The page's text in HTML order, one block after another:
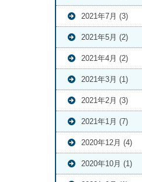
2021年7月 (3)
2021年5月 (2)
2021年4月 (2)
2021年3月 (1)
2021年2月 (3)
2021年1月 (7)
2020年12月 (4)
2020年10月 (1)